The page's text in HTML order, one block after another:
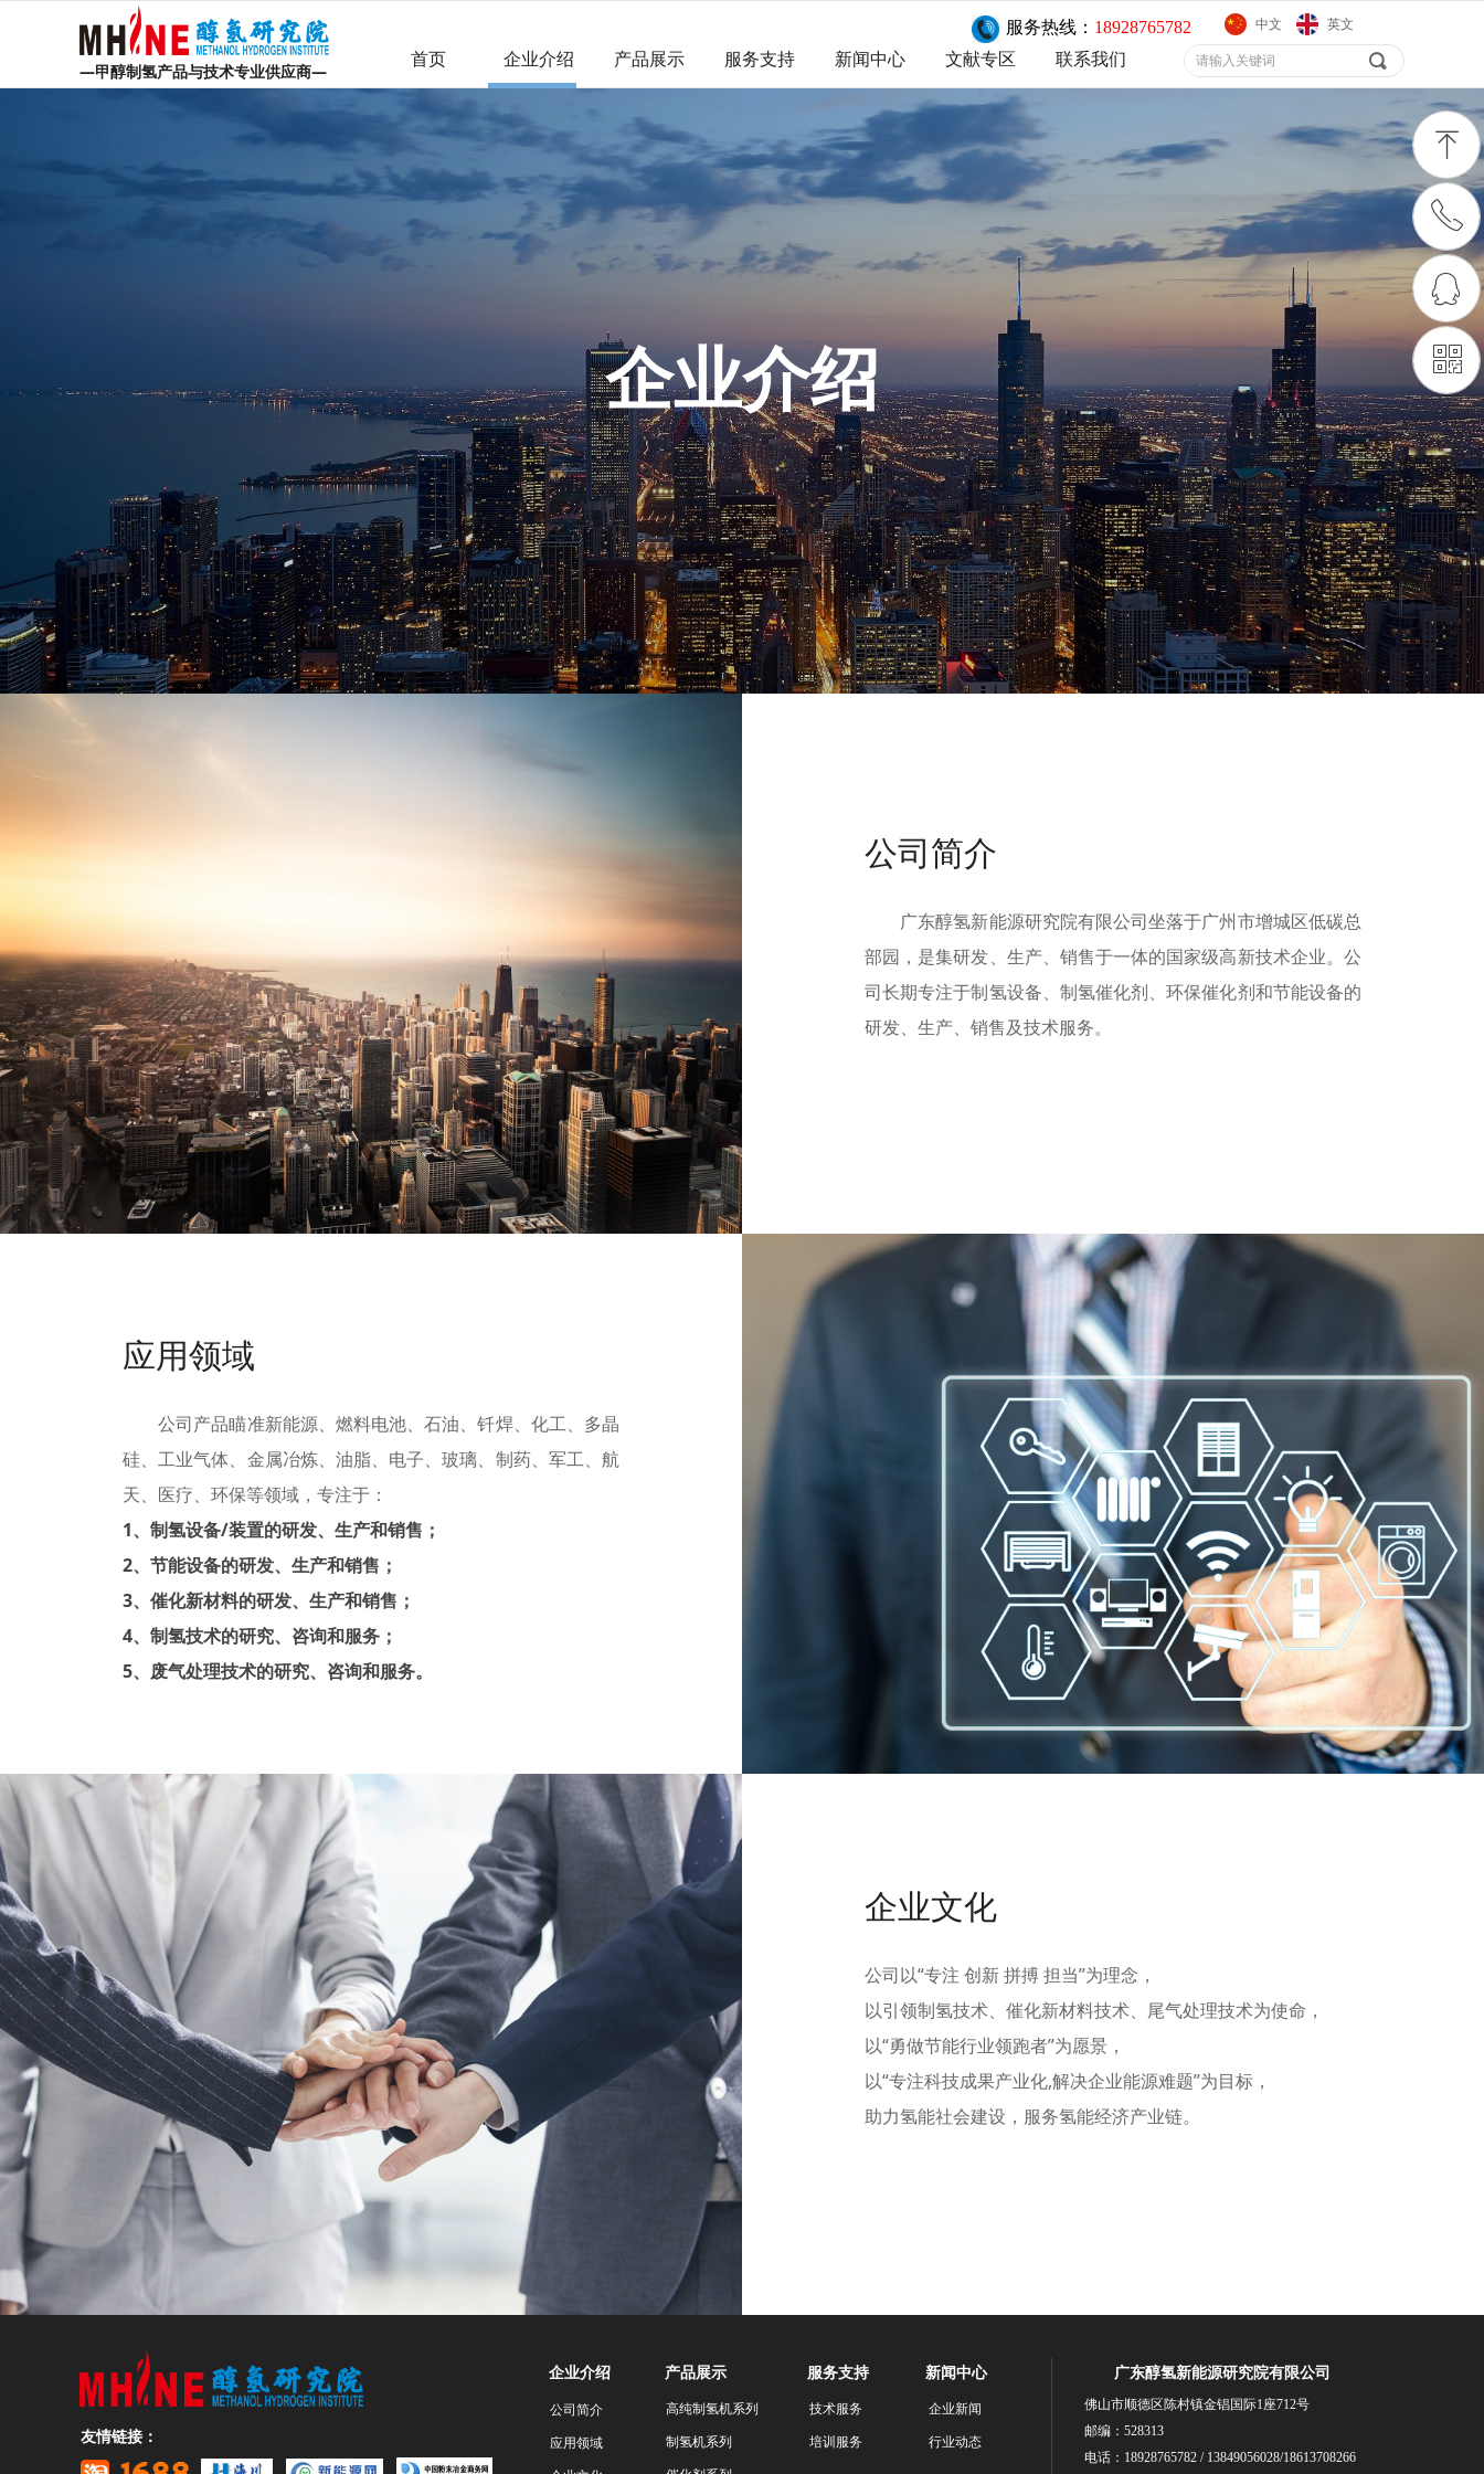
—甲醇制氢产品与技术专业供应商—
首页 企业介绍 产品展示 服务支持 新闻中心 文献专区 联系我们
文献专区
끠
中文 英文
服务热线： 18928765782
企业介绍
公司简介
广东醇氢新能源研究院有限公司坐落于广州市增城区低碳总
部园，是集研发、生产、销售于一体的国家级高新技术企业。公
司长期专注于制氢设备、制氢催化剂、环保催化剂和节能设备的
研发、生产、销售及技术服务。
应用领域
公司产品瞄准新能源、燃料电池、石油、钎焊、化工、多晶
硅、工业气体、金属冶炼、油脂、电子、玻璃、制药、军工、航
天、医疗、环保等领域，专注于：
1、制氢设备/装置的研发、生产和销售；
2、节能设备的研发、生产和销售；
3、催化新材料的研发、生产和销售；
4、制氢技术的研究、咨询和服务；
5、废气处理技术的研究、咨询和服务。
企业文化
公司以“专注 创新 拼搏 担当”为理念，
以引领制氢技术、催化新材料技术、尾气处理技术为使命，
以“勇做节能行业领跑者”为愿景，
以“专注科技成果产业化,解决企业能源难题”为目标，
助力氢能社会建设，服务氢能经济产业链。
广东醇氢新能源研究院有限公司
企业介绍 产品展示 服务支持 新闻中心
高纯制氢机系列
制氢机系列
企业新闻
行业动态
公司简介
应用领域
佛山市顺德区陈村镇金锠国际1座712号
邮编：528313
电话：18928765782 / 13849056028/18613708266
友情链接：
技术服务
培训服务
ꁸ
回到顶部
ꂅ
18928765782
ꁗ
QQ客服
ꀥ
微信公众号